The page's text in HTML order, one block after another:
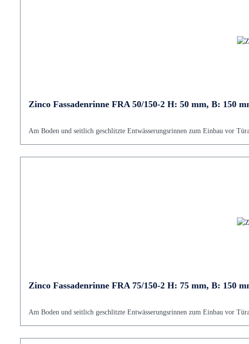
Zinco Fassadenrinne FRA 50/150-2 H: 50 mm, B: 150
Am Boden und seitlich geschlitzte Entwässerungsrinnen zum Einbau vor
Zinco Fassadenrinne FRA 75/150-2 H: 75 mm, B: 150
Am Boden und seitlich geschlitzte Entwässerungsrinnen zum Einbau vor